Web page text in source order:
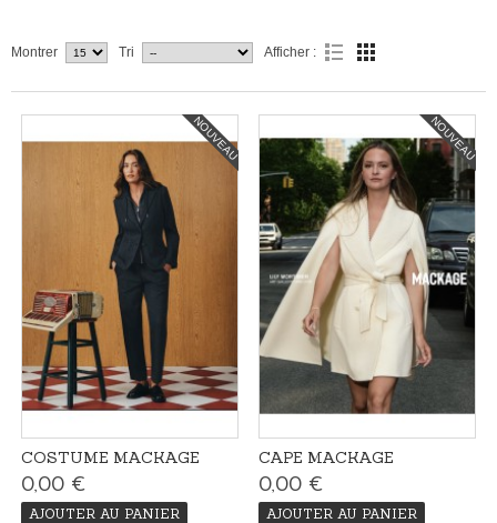
Montrer Tri Afficher :
NOUVEAU
COSTUME MACKAGE
0,00 €
AJOUTER AU PANIER
NOUVEAU
CAPE MACKAGE
0,00 €
AJOUTER AU PANIER